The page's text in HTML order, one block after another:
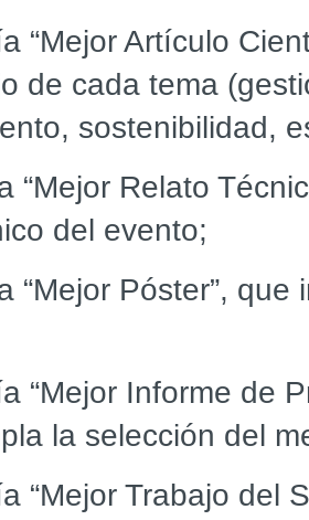
“Mejor Artículo
de cada tema
sostenibilidad,
“Mejor Relato
del evento;
“Mejor Póster”,
“Mejor Informe de
la selección del
“Mejor Trabajo del